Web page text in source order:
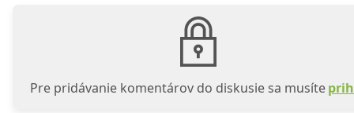
Pre pridávanie komentárov do diskusie sa musíte